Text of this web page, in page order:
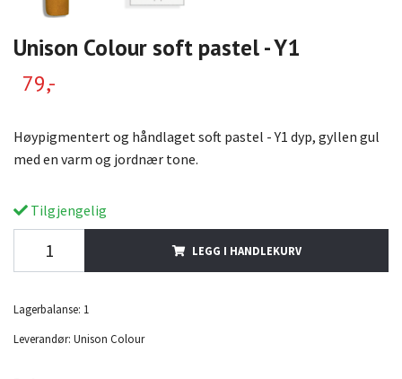
Unison Colour soft pastel - Y1
79,-
Høypigmentert og håndlaget soft pastel - Y1 dyp, gyllen gul
med en varm og jordnær tone.
Tilgjengelig
LEGG I HANDLEKURV
Lagerbalanse: 1
Leverandør: Unison Colour